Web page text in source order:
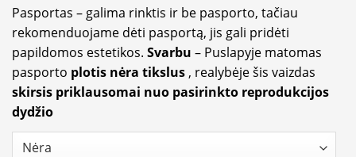
Pasportas – galima rinktis ir be pasporto, tačiau
rekomenduojame dėti pasportą, jis gali pridėti
papildomos estetikos. Svarbu – Puslapyje matomas
pasporto plotis nėra tikslus, realybėje šis vaizdas
skirsis priklausomai nuo pasirinkto reprodukcijos
dydžio